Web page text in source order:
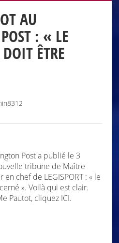
AU
: « LE
ÊTRE
Post a publié le 3
tribune de Maître
chef de LEGISPORT : « le
». Voilà qui est clair.
Pautot, cliquez ICI.